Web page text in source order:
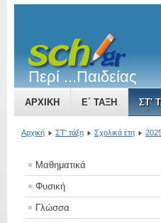
Περί ...Παιδείας
ΑΡΧΙΚΉ Ε΄ ΤΆΞΗ ΣΤ'
ΤΟ ΒΥΖΑΝΤΙΝΌ ΚΡΆΤΟΣ ΜΙΑ
Αρχική ΣΤ' τάξη Σχολικά έτη
Μαθηματικά
Φυσική
Γλώσσα